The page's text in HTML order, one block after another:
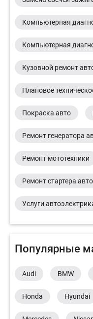
Компьютерная
Компьютерная
Кузовной ремонт
Плановое
Покраска авто
Ремонт генератора
Ремонт мототехники
Ремонт стартера
Услуги
Популярные
Audi BMW
Honda Hyundai